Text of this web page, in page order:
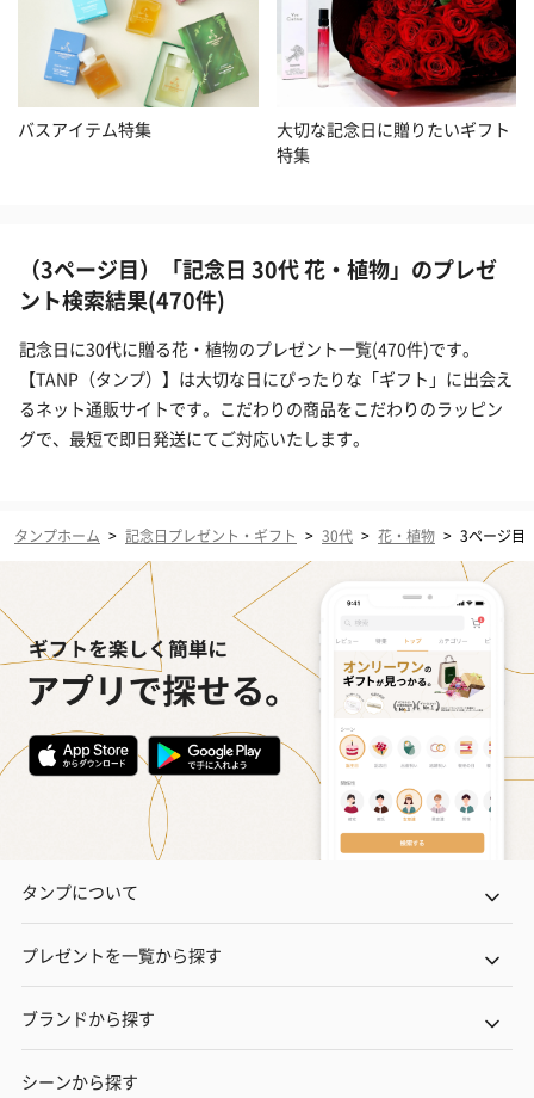
バスアイテム特集
大切な記念日に贈りたいギフト
特集
（3ページ目）「記念日 30代 花・植物」のプレゼ
ント検索結果(470件)
記念日に30代に贈る花・植物のプレゼント一覧(470件)です。
【TANP（タンプ）】は大切な日にぴったりな「ギフト」に出会え
るネット通販サイトです。こだわりの商品をこだわりのラッピン
グで、最短で即日発送にてご対応いたします。
タンプホーム > 記念日プレゼント・ギフト > 30代 > 花・植物 > 3ページ目
タンプについて
プレゼントを一覧から探す
ブランドから探す
シーンから探す